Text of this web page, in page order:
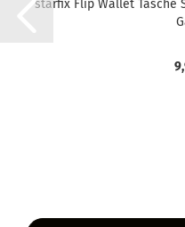
star­fix Flip Wal­let Ta­sche